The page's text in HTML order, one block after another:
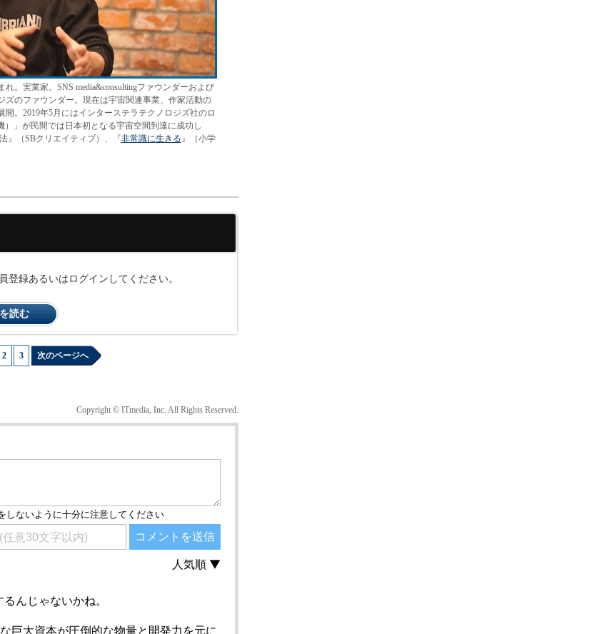
。実業家。SNS media&consultingファウンダーおよび
のファウンダー。現在は宇宙関連事業、作家活動の
。2019年5月にはインターステラテクノロジズ社のロ
」が民間では日本初となる宇宙空間到達に成功し
』（SBクリエイティブ）、『非常識に生きる』（小学
録あるいはログインしてください。
読む
2 3 次のページへ
Copyright © ITmedia, Inc. All Rights Reserved.